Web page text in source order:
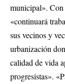
municipal». Con
«continuará
sus vecinos y
urbanización
calidad de vida
progresistas».